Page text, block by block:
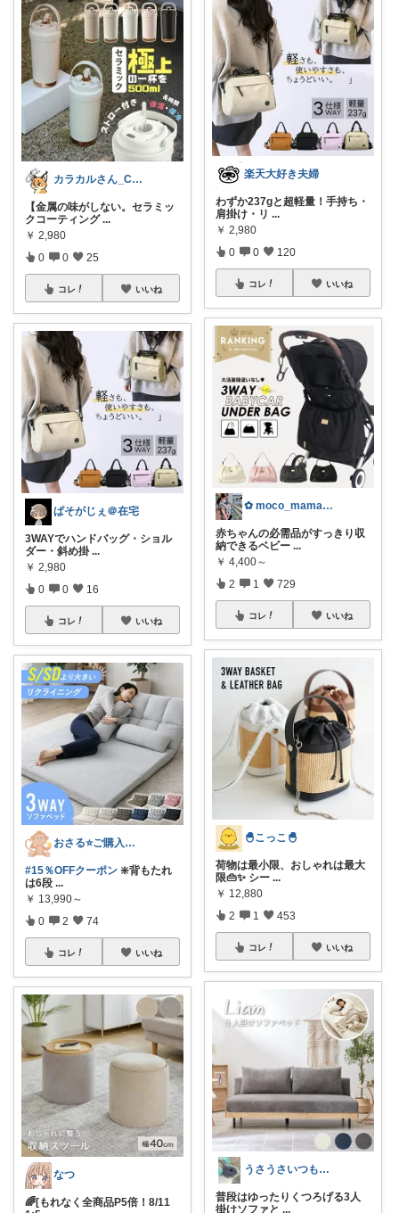
カラカルさん_CRCL😺朝コレ4時
【金属の味がしない。セラミッ
クコーティング ...
￥ 2,980
0 0 25
コレ いいね
ぱそがじぇ＠在宅
3WAYでハンドバッグ・ショル
ダー・斜め掛 ...
￥ 2,980
0 0 16
コレ いいね
おさる⭐ご購入感謝🐹
#15％OFFクーポン ❇️背もたれ
は6段 ...
￥ 13,990～
0 2 74
コレ いいね
なつ
🌈[もれなく全商品P5倍！8/11
楽天大好き夫婦
わずか237gと超軽量！手持ち・
肩掛け・リ ...
￥ 2,980
0 0 120
コレ いいね
✿ moco_mama_life ✿
赤ちゃんの必需品がすっきり収
納できるベビー ...
￥ 4,400～
2 1 729
コレ いいね
🐣こっこ🐣
荷物は最小限、おしゃれは最大
限👜✨ シー ...
￥ 12,880
2 1 453
コレ いいね
うさうさいつもご訪問ありがとうです🐰✨
​普段はゆったりくつろげる3人
掛けソファと ...